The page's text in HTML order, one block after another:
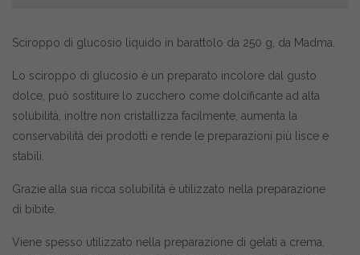
Sciroppo di glucosio liquido in barattolo da 250 g, da Madma.
Lo sciroppo di glucosio è un preparato incolore dal gusto
dolce, può sostituire lo zucchero come dolcificante ad alta
solubilità, inoltre non cristallizza facilmente, aumenta la
conservabilità dei prodotti e rende le preparazioni più lisce e
stabili.
Grazie alla sua ricca solubilità è utilizzato nella preparazione
di bibite.
Viene spesso utilizzato nella preparazione di gelati a crema,